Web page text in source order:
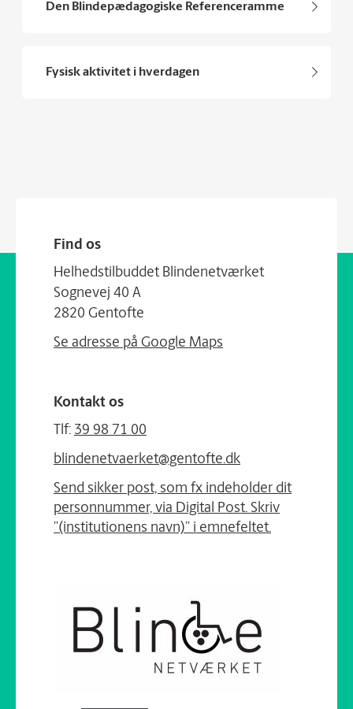
Den Blindepædagogiske Referenceramme
Fysisk aktivitet i hverdagen
Find os
Helhedstilbuddet Blindenetværket
Sognevej 40 A
2820 Gentofte
Se adresse på Google Maps
Kontakt os
Tlf: 39 98 71 00
blindenetvaerket@gentofte.dk
Send sikker post, som fx indeholder dit
personnummer, via Digital Post. Skriv
”(institutionens navn)” i emnefeltet.